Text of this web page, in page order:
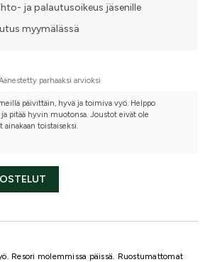
ja palautusoikeus jäsenille
myymälässä
parhaaksi arvioksi
päivittäin, hyvä ja toimiva vyö. Helppo
ja pitää hyvin muotonsa. Joustot eivät ole
ainakaan toistaiseksi.
Resori molemmissa päissä. Ruostumattomat